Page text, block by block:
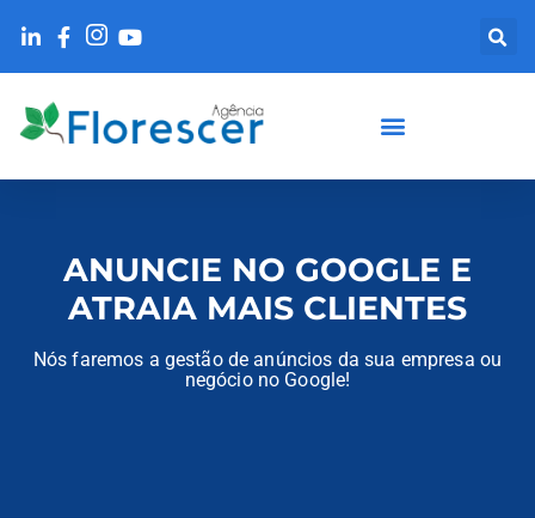
ANUNCIE NO GOOGLE E
ATRAIA MAIS CLIENTES
Nós faremos a gestão de anúncios da sua empresa ou
negócio no Google!